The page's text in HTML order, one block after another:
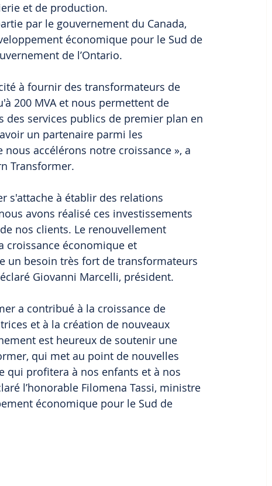
et de production.
par le gouvernement du Canada,
économique pour le Sud de
de l’Ontario.
à fournir des transformateurs de
200 MVA et nous permettent de
des services publics de premier plan en
un partenaire parmi les
accélérons notre croissance », a
Transformer.
s'attache à établir des relations
avons réalisé ces investissements
nos clients. Le renouvellement
croissance économique et
un besoin très fort de transformateurs
Giovanni Marcelli, président.
a contribué à la croissance de
et à la création de nouveaux
est heureux de soutenir une
qui met au point de nouvelles
qui profitera à nos enfants et à nos
l’honorable Filomena Tassi, ministre
économique pour le Sud de